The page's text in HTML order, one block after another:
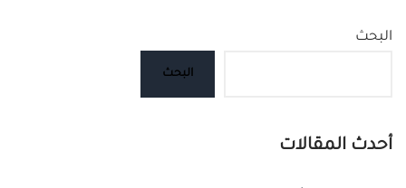
البحث
البحث
أحدث المقالات